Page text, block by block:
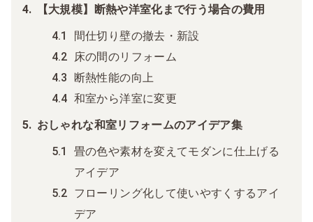
【大規模】断熱や洋室化まで行う場合の費用
間仕切り壁の撤去・新設
床の間のリフォーム
断熱性能の向上
和室から洋室に変更
おしゃれな和室リフォームのアイデア集
畳の色や素材を変えてモダンに仕上げる
アイデア
フローリング化して使いやすくするアイ
デア